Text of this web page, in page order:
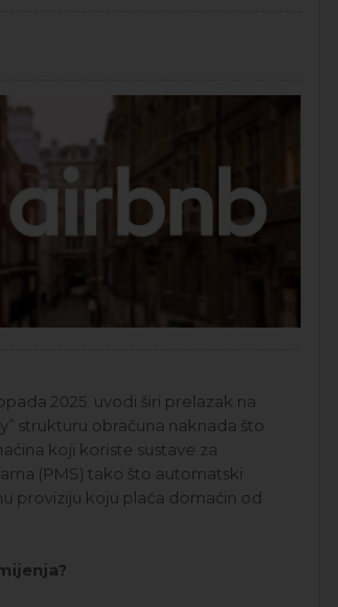
2025. uvodi širi prelazak na
strukturu obračuna naknada što
koji koriste sustave za
(PMS) tako što automatski
proviziju koju plaća domaćin od